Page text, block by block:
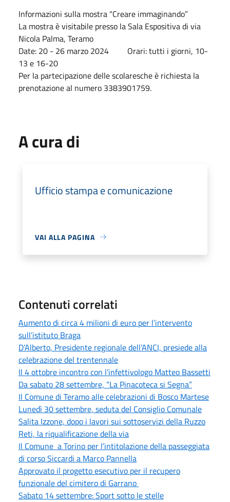
Informazioni sulla mostra “Creare immaginando”
La mostra è visitabile presso la Sala Espositiva di via
Nicola Palma, Teramo
Date: 20 - 26 marzo 2024 Orari: tutti i giorni, 10-
13 e 16-20
Per la partecipazione delle scolaresche è richiesta la
prenotazione al numero 3383901759.
A cura di
Ufficio stampa e comunicazione
VAI ALLA PAGINA
Contenuti correlati
Aumento di circa 4 milioni di euro per l’intervento
sull’istituto Braga
D’Alberto, Presidente regionale dell’ANCI, presiede alla
celebrazione del trentennale
Il 4 ottobre incontro con l’infettivologo Matteo Bassetti
Da sabato 28 settembre, “La Pinacoteca si Segna”
Il Comune di Teramo alle celebrazioni di Bosco Martese
Lunedì 30 settembre, seduta del Consiglio Comunale
Salita Izzone, dopo i lavori sui sottoservizi della Ruzzo
Reti, la riqualificazione della via
Il Comune a Torino per l’intitolazione della passeggiata
di corso Siccardi a Marco Pannella
Approvato il progetto esecutivo per il recupero
funzionale del cimitero di Garrano
Sabato 14 settembre: Sport sotto le stelle